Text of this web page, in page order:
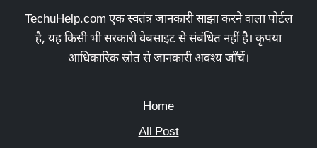
TechuHelp.com एक स्वतंत्र जानकारी साझा करने वाला पोर्टल
है, यह किसी भी सरकारी वेबसाइट से संबंधित नहीं है। कृपया
आधिकारिक स्रोत से जानकारी अवश्य जाँचें।
Home
All Post